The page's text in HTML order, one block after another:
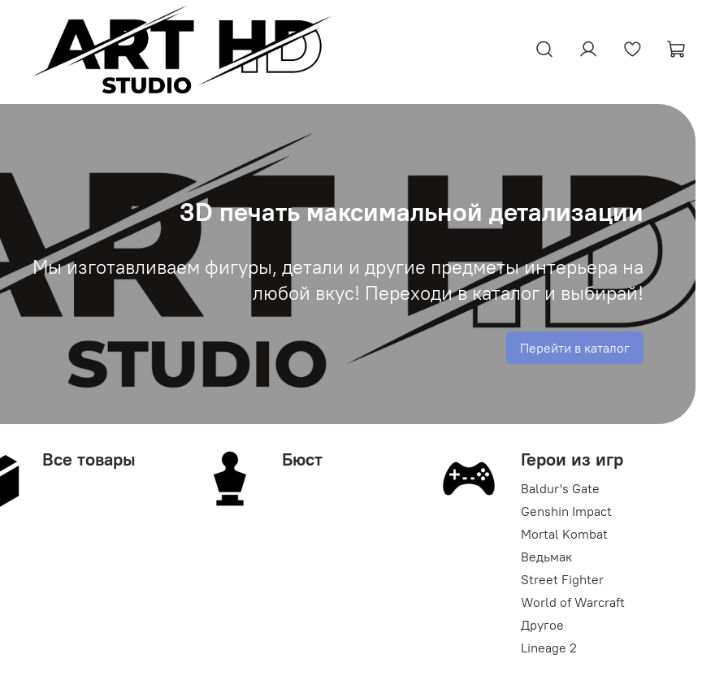
3D печать максимальной детализации
Мы изготавливаем фигуры, детали и другие предметы интерьера на
любой вкус! Переходи в каталог и выбирай!
Перейти в каталог
Все товары Бюст Герои из игр
Baldur's Gate
Genshin Impact
Mortal Kombat
Ведьмак
Street Fighter
World of Warcraft
Другое
Lineage 2